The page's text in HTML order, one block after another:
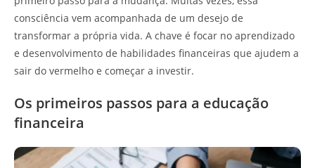
consciência vem acompanhada de um desejo de
transformar a própria vida. A chave é focar no aprendizado
e desenvolvimento de habilidades financeiras que ajudem a
sair do vermelho e começar a investir.
Os primeiros passos para a educação
financeira